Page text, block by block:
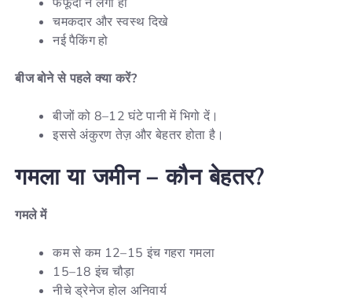
चमकदार और स्वस्थ दिखे
नई पैकिंग हो
बीजबोनेसेपहलेक्याकरें?
बीजों को 8–12 घंटे पानी में भिगो दें।
इससे अंकुरण तेज़ और बेहतर होता है।
गमला या जमीन–कौन बेहतर?
गमलेमें
कम से कम 12–15 इंच गहरा गमला
15–18 इंच चौड़ा
नीचे ड्रेनेज होल अनिवार्य